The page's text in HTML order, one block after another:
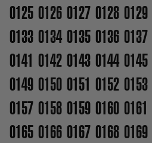
0125 0126 0127 0128 0129
0133 0134 0135 0136 0137
0141 0142 0143 0144 0145
0149 0150 0151 0152 0153
0157 0158 0159 0160 0161
0165 0166 0167 0168 0169